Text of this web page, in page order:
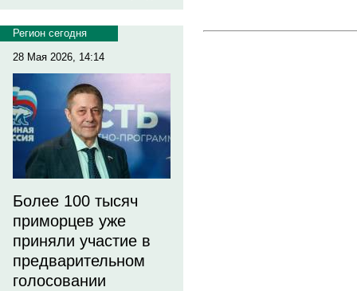
Регион сегодня
28 Мая 2026, 14:14
Более 100 тысяч
приморцев уже
приняли участие в
предварительном
голосовании